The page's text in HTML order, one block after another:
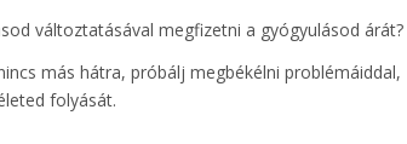
változtatásával megfizetni a gyógyulásod árát?
más hátra, próbálj megbékélni problémáiddal,
folyását.